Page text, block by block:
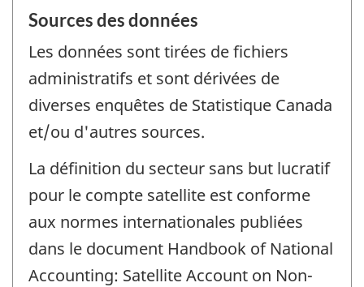
Sources des données
Les données sont tirées de fichiers
administratifs et sont dérivées de
diverses enquêtes de Statistique Canada
et/ou d'autres sources.
La définition du secteur sans but lucratif
pour le compte satellite est conforme
aux normes internationales publiées
dans le document Handbook of National
Accounting: Satellite Account on Non-